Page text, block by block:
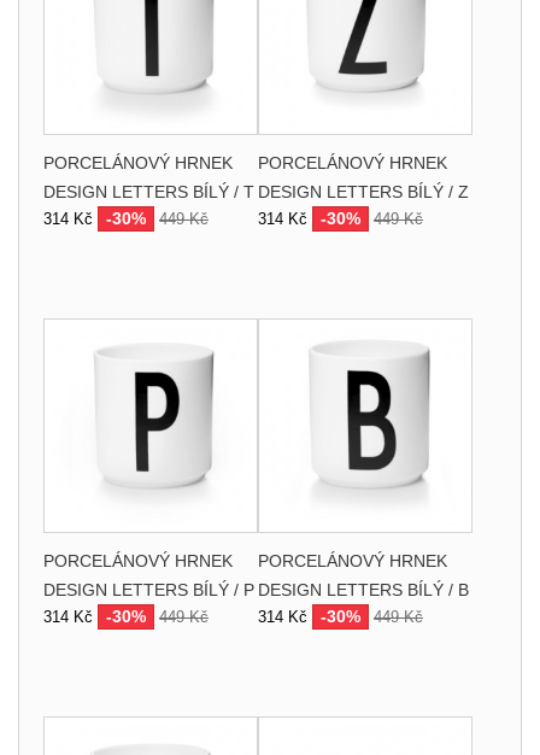
PORCELÁNOVÝ HRNEK
DESIGN LETTERS BÍLÝ / T
314 Kč -30% 449 Kč
PORCELÁNOVÝ HRNEK
DESIGN LETTERS BÍLÝ / Z
314 Kč -30% 449 Kč
PORCELÁNOVÝ HRNEK
DESIGN LETTERS BÍLÝ / P
314 Kč -30% 449 Kč
PORCELÁNOVÝ HRNEK
DESIGN LETTERS BÍLÝ / B
314 Kč -30% 449 Kč